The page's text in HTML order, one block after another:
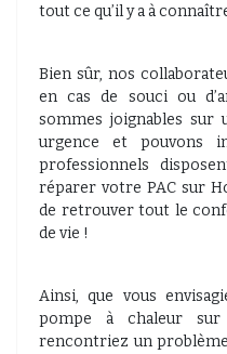
tout ce qu’il y a à
Bien sûr, nos
en cas de souci ou
sommes joignables
urgence et pouvons
professionnels
réparer votre PAC sur
de retrouver tout le
de vie !
Ainsi, que vous
pompe à chaleur sur
rencontriez un problème